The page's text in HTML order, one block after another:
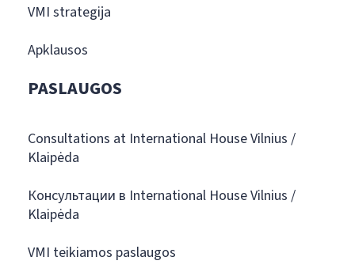
VMI strategija
Apklausos
PASLAUGOS
Consultations at International House Vilnius /
Klaipėda
Консультации в International House Vilnius /
Klaipėda
VMI teikiamos paslaugos